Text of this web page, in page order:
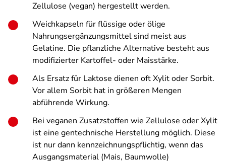
Zellulose (vegan) hergestellt werden.
Weichkapseln für flüssige oder ölige
Nahrungsergänzungsmittel sind meist aus
Gelatine. Die pflanzliche Alternative besteht aus
modifizierter Kartoffel- oder Maisstärke.
Als Ersatz für Laktose dienen oft Xylit oder Sorbit.
Vor allem Sorbit hat in größeren Mengen
abführende Wirkung.
Bei veganen Zusatzstoffen wie Zellulose oder Xylit
ist eine gentechnische Herstellung möglich. Diese
ist nur dann kennzeichnungspflichtig, wenn das
Ausgangsmaterial (Mais, Baumwolle)